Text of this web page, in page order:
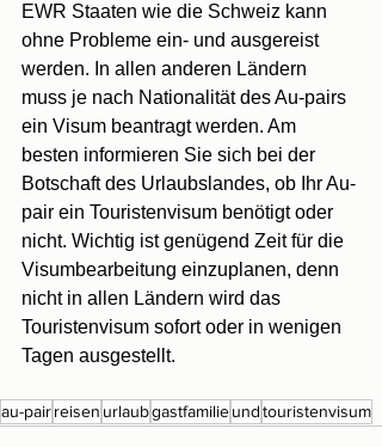
EWR Staaten wie die Schweiz kann
ohne Probleme ein- und ausgereist
werden. In allen anderen Ländern
muss je nach Nationalität des Au-pairs
ein Visum beantragt werden. Am
besten informieren Sie sich bei der
Botschaft des Urlaubslandes, ob Ihr Au-
pair ein Touristenvisum benötigt oder
nicht. Wichtig ist genügend Zeit für die
Visumbearbeitung einzuplanen, denn
nicht in allen Ländern wird das
Touristenvisum sofort oder in wenigen
Tagen ausgestellt.
au-pairreisen urlaubgastfamilieundtouristenvisum